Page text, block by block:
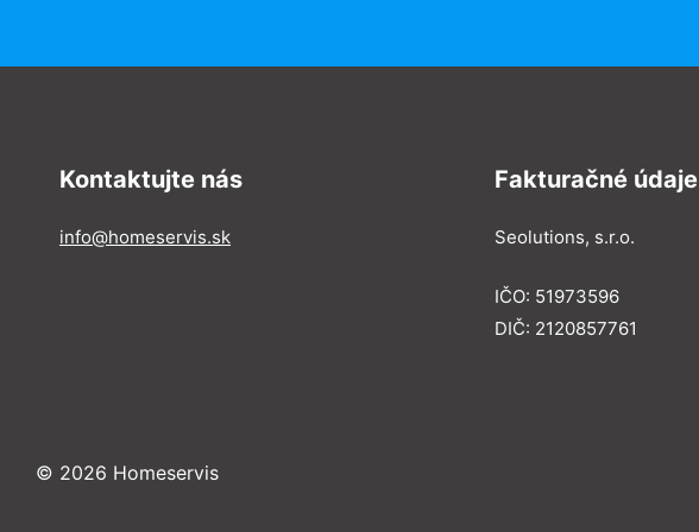
Kontaktujte nás
info@homeservis.sk
Fakturačné údaje
Seolutions, s.r.o.
IČO: 51973596
DIČ: 2120857761
© 2026 Homeservis